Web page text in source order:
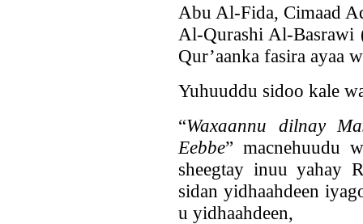
Abu Al-Fida, Cimaad
Al-Qurashi Al-Basrawi
Qur’aanka fasira ayaa
Yuhuuddu sidoo kale
“Waxaannu dilnay
Eebbe” macnehuudu
sheegtay inuu yahay
sidan yidhaahdeen
u yidhaahdeen,